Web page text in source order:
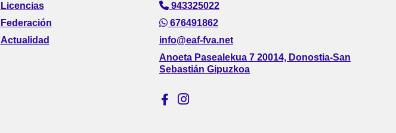
Licencias
Federación
Actualidad
943325022
676491862
info@eaf-fva.net
Anoeta Pasealekua 7 20014, Donostia-San
Sebastián Gipuzkoa